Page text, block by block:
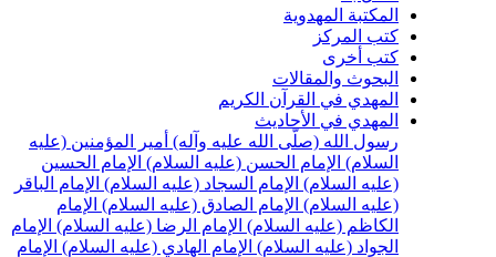
المهدوية
والمقالات
في القرآن الكريم
في الأحاديث
الله (صلّى الله عليه وآله) أمير المؤمنين (عليه
الإمام الحسن (عليه السلام) الإمام الحسين
الإمام السجاد (عليه السلام) الإمام الباقر
الإمام الصادق (عليه السلام) الإمام
(عليه السلام) الإمام الرضا (عليه السلام) الإمام
(عليه السلام) الإمام الهادي (عليه السلام) الإمام